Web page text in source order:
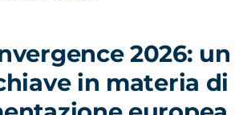
2026: un
in materia di